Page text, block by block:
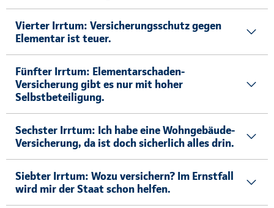
Vierter Irrtum: Versicherungsschutz gegen
Elementar ist teuer.
Fünfter Irrtum: Elementarschaden-
Versicherung gibt es nur mit hoher
Selbstbeteiligung.
Sechster Irrtum: Ich habe eine Wohngebäude-
Versicherung, da ist doch sicherlich alles drin.
Siebter Irrtum: Wozu versichern? Im Ernstfall
wird mir der Staat schon helfen.